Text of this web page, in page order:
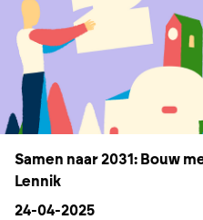
Samen naar 2031: Bouw
Lennik
24-04-2025